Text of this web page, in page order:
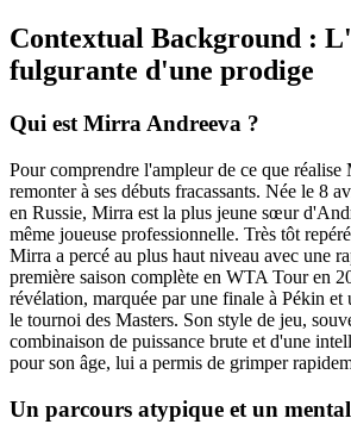
Contextual Background :
fulgurante d'une prodige
Qui est Mirra Andreeva ?
Pour comprendre l'ampleur de ce que
remonter à ses débuts fracassants. Née le 8
en Russie, Mirra est la plus jeune sœur
même joueuse professionnelle. Très tôt
Mirra a percé au plus haut niveau avec une
première saison complète en WTA Tour en
révélation, marquée par une finale à Pékin
le tournoi des Masters. Son style de jeu,
combinaison de puissance brute et d'une
pour son âge, lui a permis de grimper
Un parcours atypique et un